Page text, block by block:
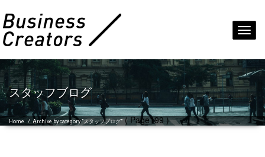
スタッフブログ
Home /Archive by category "スタッフブログ"( Page199 )